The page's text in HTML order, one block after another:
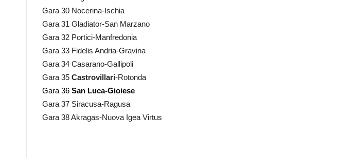
Gara 30 Nocerina-Ischia
Gara 31 Gladiator-San Marzano
Gara 32 Portici-Manfredonia
Gara 33 Fidelis Andria-Gravina
Gara 34 Casarano-Gallipoli
Gara 35 Castrovillari-Rotonda
Gara 36 San Luca-Gioiese
Gara 37 Siracusa-Ragusa
Gara 38 Akragas-Nuova Igea Virtus